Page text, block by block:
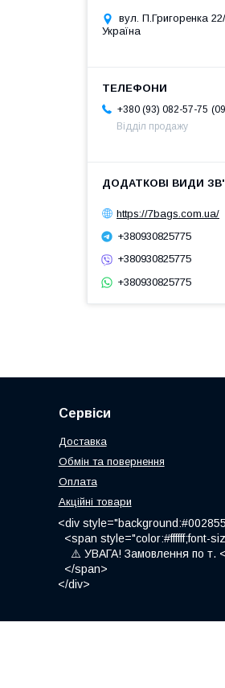
вул. П.Григоренка
Україна
+380 (93) 082-57-75
Відділ продажу
https://7bags.com.ua/
+380930825775
+380930825775
+380930825775
Сервіси
Доставка
Обмін та повернення
Оплата
Акційні товари
<div
<span style="color:#ffffff;font-
⚠️ УВАГА! Замовлення по т.
</span>
</div>